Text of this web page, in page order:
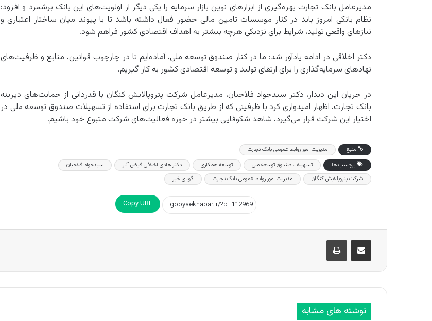
مدیرعامل بانک تجارت بهره‌گیری از ابزارهای نوین بازار سرمایه را یکی دیگر از اولویت‌های این بانک برشمرد و افزود:
نظام بانکی امروز باید در کنار موسسات تامین مالی حضور فعال داشته باشد تا با پیوند میان ساختار اعتباری و
نیازهای واقعی تولید، شرایط برای نزدیکی هرچه بیشتر به اهداف اقتصادی کشور فراهم شود.
دکتر اخلاقی در ادامه یادآور شد: ما در کنار صندوق توسعه ملی، آماده‌ایم تا در چارچوب قوانین، منابع و ظرفیت‌های
نهادهای سرمایه‌گذاری را برای ارتقای تولید و توسعه اقتصادی کشور به کار گیریم.
در جریان این دیدار، دکتر سیدجواد فلاحیان، مدیرعامل شرکت پتروپالایش کنگان با قدردانی از حمایت‌های دیرینه
بانک تجارت، اظهار امیدواری کرد با ظرفیتی که از طریق بانک تجارت برای استفاده از تسهیلات صندوق توسعه ملی در
اختیار این شرکت قرار می‌گیرد، شاهد شکوفایی بیشتر در حوزه فعالیت‌های شرکت‌ متبوع خود باشیم.
منبع
مدیریت امور روابط‌ عمومی بانک تجارت
برچسب ها
تسهیلات صندوق توسعه ملی توسعه همکاری دکتر هادی اخلاقی فیض آثار
سیدجواد فلاحیان
شرکت پتروپالایش کنگان
مدیریت امور روابط‌ عمومی بانک تجارت گویای خبر
Copy URL
اشتراک گذاری از طریق ایمیل چاپ
نوشته های مشابه